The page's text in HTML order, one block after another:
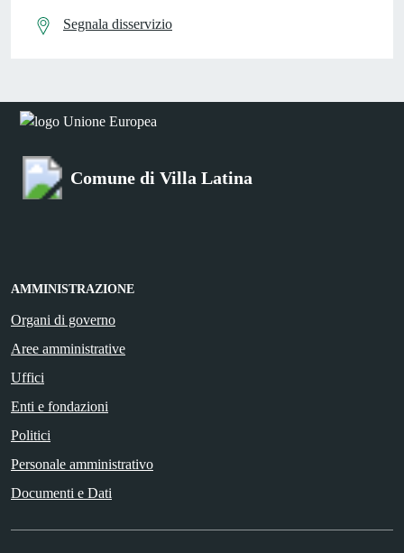
Segnala disservizio
Comune di Villa Latina
AMMINISTRAZIONE
Organi di governo
Aree amministrative
Uffici
Enti e fondazioni
Politici
Personale amministrativo
Documenti e Dati